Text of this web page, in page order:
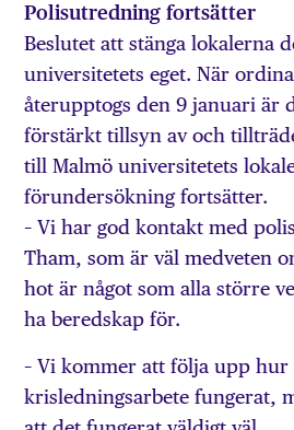
Polisutredning fortsätter
Beslutet att stänga lokalerna
universitetets eget. När
återupptogs den 9 januari är
förstärkt tillsyn av och
till Malmö universitetets
förundersökning fortsätter.
– Vi har god kontakt med
Tham, som är väl medveten
hot är något som alla större
ha beredskap för.
– Vi kommer att följa upp hur
krisledningsarbete fungerat,